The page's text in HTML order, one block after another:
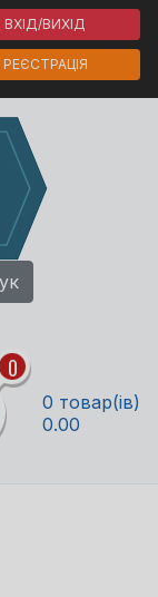
ВХІД/ВИХІД
РЕЄСТРАЦІЯ
0
0 товар(ів)
0.00